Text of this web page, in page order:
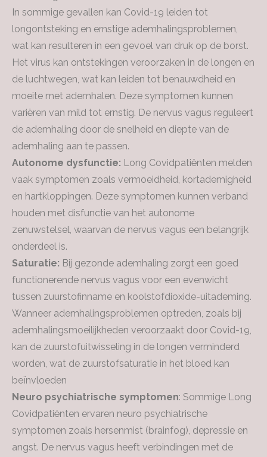
In sommige gevallen kan Covid-19 leiden tot
longontsteking en ernstige ademhalingsproblemen,
wat kan resulteren in een gevoel van druk op de borst.
Het virus kan ontstekingen veroorzaken in de longen en
de luchtwegen, wat kan leiden tot benauwdheid en
moeite met ademhalen. Deze symptomen kunnen
variëren van mild tot ernstig. De nervus vagus reguleert
de ademhaling door de snelheid en diepte van de
ademhaling aan te passen.
Autonome dysfunctie: Long Covidpatiënten melden
vaak symptomen zoals vermoeidheid, kortademigheid
en hartkloppingen. Deze symptomen kunnen verband
houden met disfunctie van het autonome
zenuwstelsel, waarvan de nervus vagus een belangrijk
onderdeel is.
Saturatie: Bij gezonde ademhaling zorgt een goed
functionerende nervus vagus voor een evenwicht
tussen zuurstofinname en koolstofdioxide-uitademing.
Wanneer ademhalingsproblemen optreden, zoals bij
ademhalingsmoeilijkheden veroorzaakt door Covid-19,
kan de zuurstofuitwisseling in de longen verminderd
worden, wat de zuurstofsaturatie in het bloed kan
beïnvloeden
Neuro psychiatrische symptomen: Sommige Long
Covidpatiënten ervaren neuro psychiatrische
symptomen zoals hersenmist (brainfog), depressie en
angst. De nervus vagus heeft verbindingen met de